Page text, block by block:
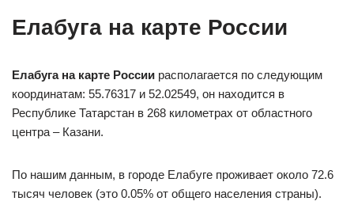
Елабуга на карте России
Елабуга на карте России располагается по следующим
координатам: 55.76317 и 52.02549, он находится в
Республике Татарстан в 268 километрах от областного
центра – Казани.
По нашим данным, в городе Елабуге проживает около 72.6
тысяч человек (это 0.05% от общего населения страны).